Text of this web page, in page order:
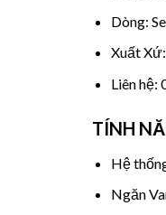
Dòng:
Xuất
Liên hệ:
TÍNH
Hệ
Ngăn